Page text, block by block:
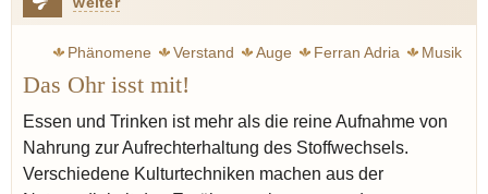
Phänomene Verstand Auge Ferran Adria
Musik
Spitzengastronomie
Das Ohr isst mit!
Essen und Trinken ist mehr als die reine Aufnahme von
Nahrung zur Aufrechterhaltung des Stoffwechsels.
Verschiedene Kulturtechniken machen aus der